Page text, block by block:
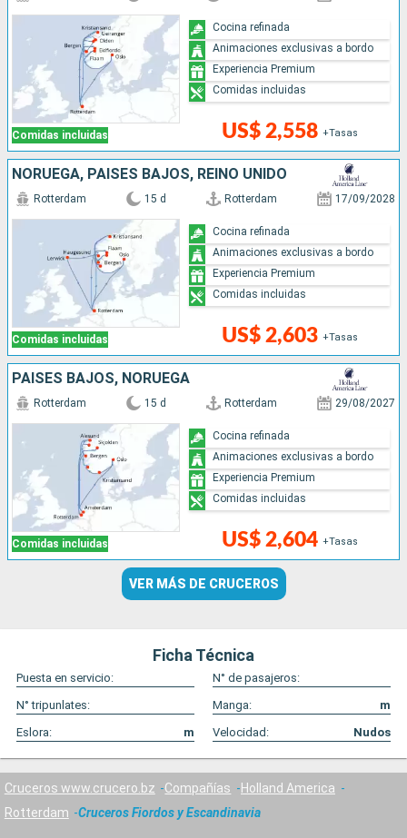
Comidas incluidas US$ 2,558 +Tasas
Cocina refinada
Animaciones exclusivas a bordo
Experiencia Premium
Comidas incluidas
NORUEGA, PAISES BAJOS, REINO UNIDO
Comidas incluidas
Rotterdam 15 d Rotterdam 17/09/2028
US$ 2,603 +Tasas
Cocina refinada
Animaciones exclusivas a bordo
Experiencia Premium
Comidas incluidas
PAISES BAJOS, NORUEGA
Comidas incluidas
Rotterdam 15 d Rotterdam 29/08/2027
US$ 2,604 +Tasas
Cocina refinada
Animaciones exclusivas a bordo
Experiencia Premium
Comidas incluidas
VER MÁS DE CRUCEROS
Ficha Técnica
Puesta en servicio:
N° de pasajeros:
N° tripunlates:
Manga:
m
Eslora:
m Velocidad: Nudos
Cruceros www.crucero.bz Compañías
Holland America
Rotterdam
Cruceros Fiordos y Escandinavia